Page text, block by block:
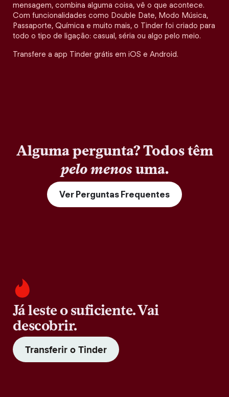
mensagem, combina alguma coisa, vê o que acontece.
Com funcionalidades como Double Date, Modo Música,
Passaporte, Química e muito mais, o Tinder foi criado para
todo o tipo de ligação: casual, séria ou algo pelo meio.
Transfere a app Tinder grátis em iOS e Android.
Alguma pergunta? Todos têm
pelo menosuma.
Ver Perguntas Frequentes
Já leste o suficiente. Vai
descobrir.
Transferir o Tinder